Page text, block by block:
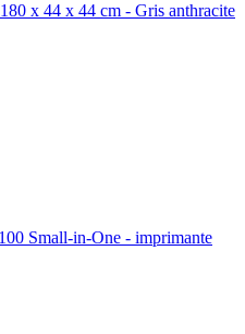
x 44 x 44 cm - Gris anthracite
Small-in-One - imprimante